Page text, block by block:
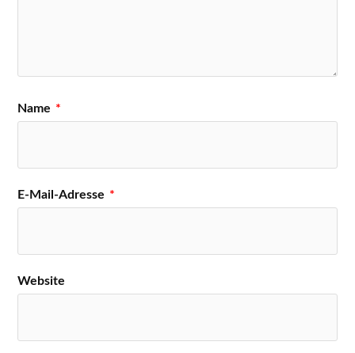
Name *
E-Mail-Adresse *
Website